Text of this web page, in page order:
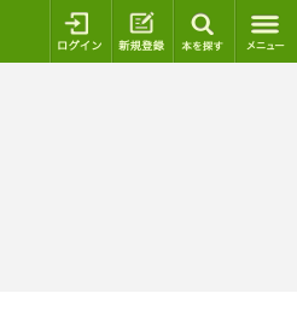
ログイン 新規登録